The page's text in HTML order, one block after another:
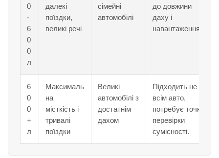
0
-
6
0
0
л
далекі
поїздки,
великі речі
сімейні
автомобілі
до довжини
даху і
навантаження.
6
0
0
+
л
Максималь
на
місткість і
тривалі
поїздки
Великі
автомобілі з
достатнім
дахом
Підходить не
всім авто,
потребує точної
перевірки
сумісності.